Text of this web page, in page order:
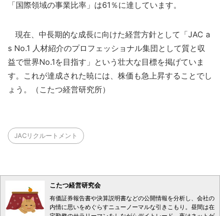
「国際領域の事業比率」は61％に達しています。
現在、中長期的な成長に向けた経営方針として「JAC a
s No.1 人材紹介のプロフェッショナル集団として質と収
益で世界No.1を目指す」という壮大な目標を掲げていま
す。これが達成された暁には、株価も急上昇することでし
ょう。（こたつ経営研究所）
JACリクルートメント
こたつ経営研究会
有価証券報告書や決算説明書などの公開情報を分析し、会社の
内情に思いをめぐらすニューノーマルな引きこもり。昼間は在